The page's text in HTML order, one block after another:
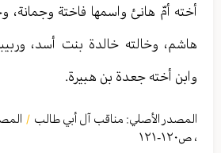
أخته أمّ هانئ واسمها فاختة وجمانة،
هاشم، وخالته خالدة بنت أسد،
وابن أخته جعدة بن هبيرة.
المصدر الأصلي: مناقب آل أبي طالب /
، ص١٢٠-١٢١